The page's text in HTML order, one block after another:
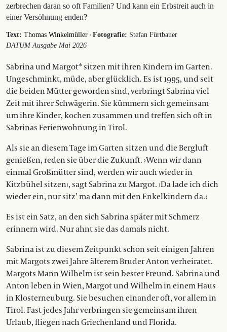
zerbrechen daran so oft Familien? Und kann ein Erbstreit auch in
einer Versöhnung enden?
Text: Thomas Winkelmüller · Fotografie: Stefan Fürtbauer
DATUM Ausgabe Mai 2026
Sabrina und Margot* sitzen mit ihren Kindern im Garten.
Ungeschminkt, müde, aber glücklich. Es ist 1995, und seit
die beiden Mütter geworden sind, verbringt Sabrina viel
Zeit mit ihrer Schwägerin. Sie kümmern sich gemeinsam
um ihre Kinder, kochen zusammen und treffen sich oft in
Sabrinas Ferienwohnung in Tirol.
Als sie an diesem Tage im Garten sitzen und die Bergluft
genießen, reden sie über die Zukunft. ›Wenn wir dann
einmal Großmütter sind, werden wir auch wieder in
Kitzbühel sitzen‹, sagt Sabrina zu Margot. ›Da lade ich dich
wieder ein, nur sitz’ ma dann mit den Enkelkindern da.‹
Es ist ein Satz, an den sich Sabrina später mit Schmerz
erinnern wird. Nur ahnt sie das damals nicht.
Sabrina ist zu diesem Zeitpunkt schon seit einigen Jahren
mit Margots zwei Jahre älterem Bruder Anton verheiratet.
Margots Mann Wilhelm ist sein bester Freund. Sabrina und
Anton leben in Wien, Margot und Wilhelm in einem Haus
in Klosterneuburg. Sie besuchen einander oft, vor allem in
Tirol. Fast jedes Jahr verbringen sie gemeinsam ihren
Urlaub, fliegen nach Griechenland und Florida.